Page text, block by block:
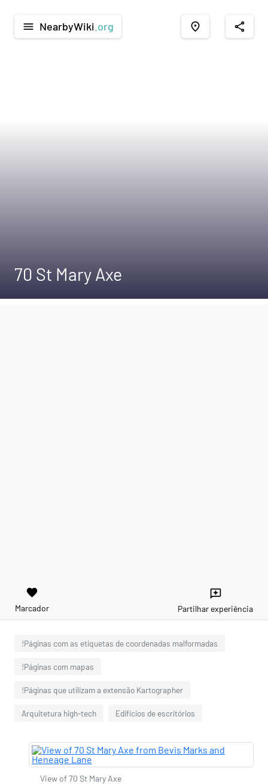
menu NearbyWiki .org place share
70 St Mary Axe
favorite
Marcador
reviews
Partilhar experiência
!Páginas com as etiquetas de coordenadas malformadas
!Páginas com mapas
!Páginas que utilizam a extensão Kartographer
Arquitetura high-tech Edifícios de escritórios
View of 70 St Mary Axe